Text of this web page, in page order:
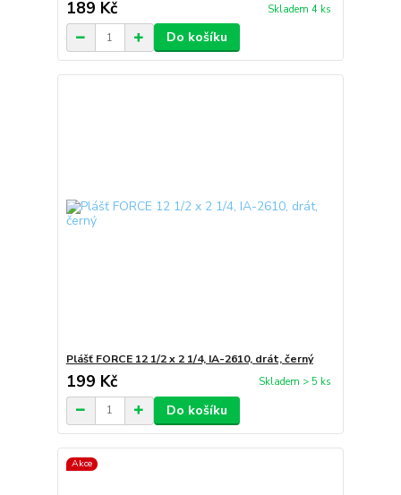
189 Kč Skladem 4 ks
Do košíku
Plášť FORCE 12 1/2 x 2 1/4, IA-2610, drát, černý
199 Kč Skladem > 5 ks
Do košíku
Akce